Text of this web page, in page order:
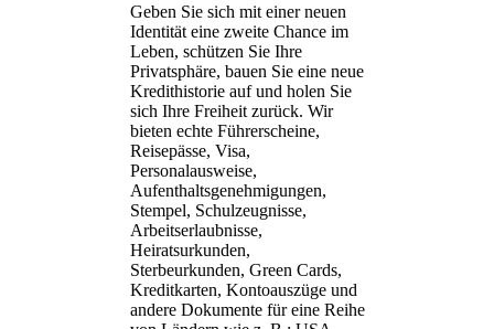
Geben Sie sich mit einer neuen
Identität eine zweite Chance im
Leben, schützen Sie Ihre
Privatsphäre, bauen Sie eine neue
Kredithistorie auf und holen Sie
sich Ihre Freiheit zurück. Wir
bieten echte Führerscheine,
Reisepässe, Visa,
Personalausweise,
Aufenthaltsgenehmigungen,
Stempel, Schulzeugnisse,
Arbeitserlaubnisse,
Heiratsurkunden,
Sterbeurkunden, Green Cards,
Kreditkarten, Kontoauszüge und
andere Dokumente für eine Reihe